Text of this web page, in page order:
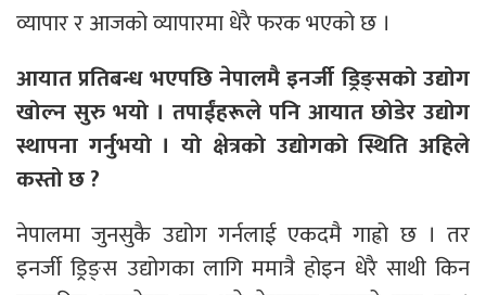
व्यापार र आजको व्यापारमा धेरै फरक भएको छ ।
आयात प्रतिबन्ध भएपछि नेपालमै इनर्जी ड्रिङ्सको उद्योग
खोल्न सुरु भयो । तपाईंहरूले पनि आयात छोडेर उद्योग
स्थापना गर्नुभयो । यो क्षेत्रको उद्योगको स्थिति अहिले
कस्तो छ ?
नेपालमा जुनसुकै उद्योग गर्नलाई एकदमै गाह्रो छ । तर
इनर्जी ड्रिङ्स उद्योगका लागि ममात्रै होइन धेरै साथी किन